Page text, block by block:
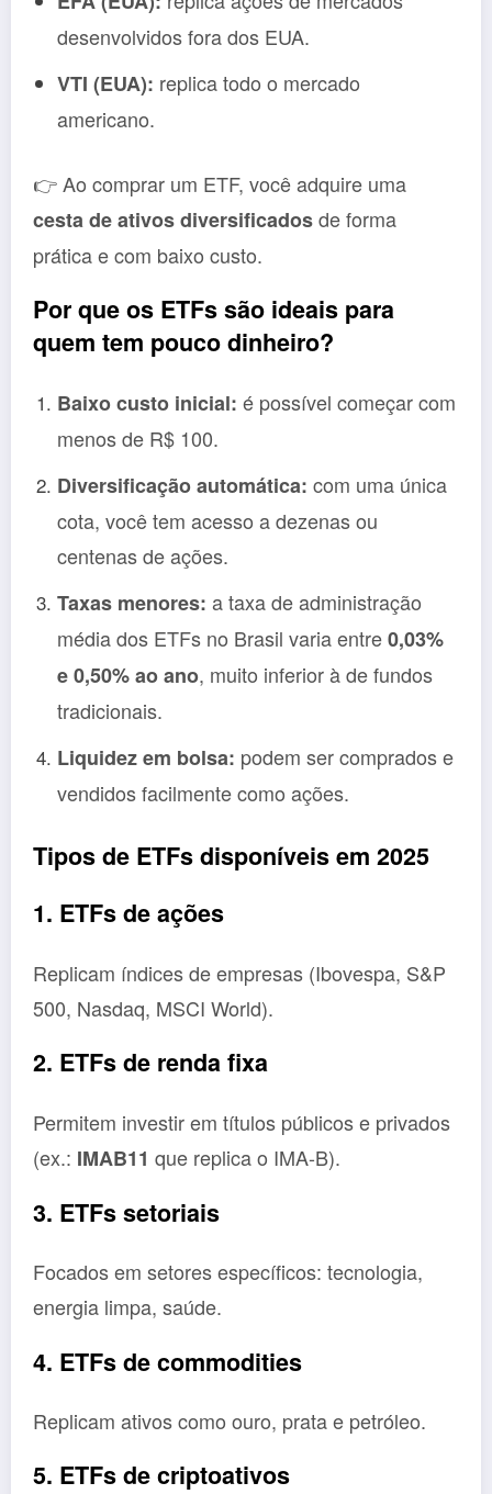
desenvolvidos fora dos EUA.
VTI (EUA): replica todo o mercado
americano.
👉 Ao comprar um ETF, você adquire uma
cesta de ativos diversificadosde forma
prática e com baixo custo.
Por que os ETFs são ideais para
quem tem pouco dinheiro?
Baixo custo inicial: é possível começar com
menos de R$ 100.
Diversificação automática: com uma única
cota, você tem acesso a dezenas ou
centenas de ações.
Taxas menores: a taxa de administração
média dos ETFs no Brasil varia entre0,03%
e 0,50% ao ano, muito inferior à de fundos
tradicionais.
Liquidez em bolsa: podem ser comprados e
vendidos facilmente como ações.
Tipos de ETFs disponíveis em 2025
1. ETFs de ações
Replicam índices de empresas (Ibovespa, S&P
500, Nasdaq, MSCI World).
2. ETFs de renda fixa
Permitem investir em títulos públicos e privados
(ex.: IMAB11 que replica o IMA-B).
3. ETFs setoriais
Focados em setores específicos: tecnologia,
energia limpa, saúde.
4. ETFs de commodities
Replicam ativos como ouro, prata e petróleo.
5. ETFs de criptoativos